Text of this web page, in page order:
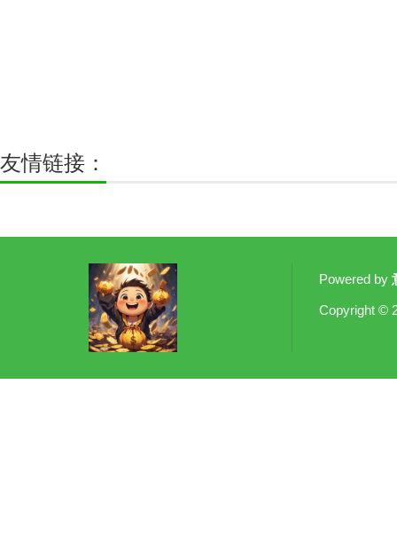
友情链接：
Powered by
Copyright ©